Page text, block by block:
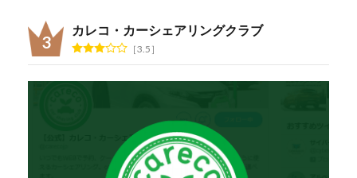
カレコ・カーシェアリングクラブ
3.5